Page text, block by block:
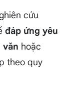
cứu
đáp ứng yêu
văn hoặc
theo quy